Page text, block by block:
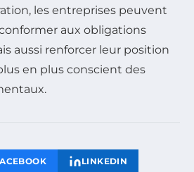
les entreprises peuvent
aux obligations
aussi renforcer leur position
en plus conscient des
LINKEDIN